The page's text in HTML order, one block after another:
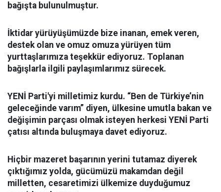
bağışta bulunulmuştur.
İktidar yürüyüşümüzde bize inanan, emek veren,
destek olan ve omuz omuza yürüyen tüm
yurttaşlarımıza teşekkür ediyoruz. Toplanan
bağışlarla ilgili paylaşımlarımız sürecek.
YENİ Parti'yi milletimiz kurdu. “Ben de Türkiye’nin
geleceğinde varım” diyen, ülkesine umutla bakan ve
değişimin parçası olmak isteyen herkesi YENİ Parti
çatısı altında buluşmaya davet ediyoruz.
Hiçbir mazeret başarının yerini tutamaz diyerek
çıktığımız yolda, gücümüzü makamdan değil
milletten, cesaretimizi ülkemize duyduğumuz